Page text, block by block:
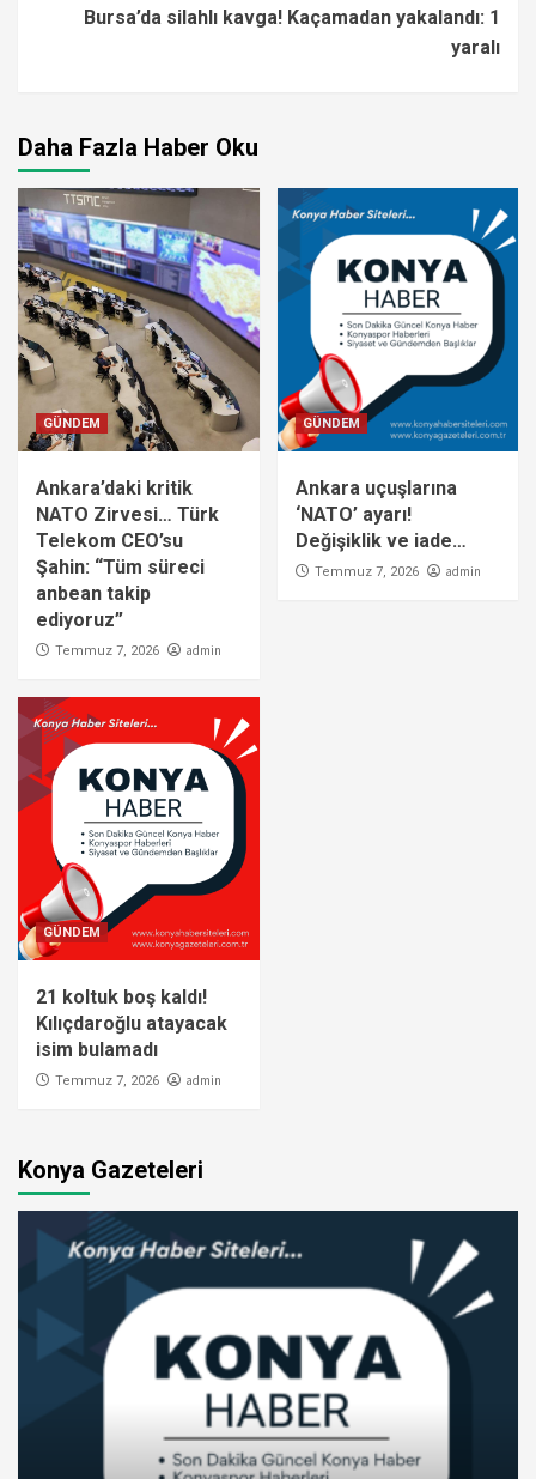
Bursa’da silahlı kavga! Kaçamadan yakalandı: 1
yaralı
Daha Fazla Haber Oku
GÜNDEM
Ankara’daki kritik
NATO Zirvesi… Türk
Telekom CEO’su
Şahin: “Tüm süreci
anbean takip
ediyoruz”
Temmuz 7, 2026 admin
GÜNDEM
Ankara uçuşlarına
‘NATO’ ayarı!
Değişiklik ve iade…
Temmuz 7, 2026 admin
GÜNDEM
21 koltuk boş kaldı!
Kılıçdaroğlu atayacak
isim bulamadı
Temmuz 7, 2026 admin
Konya Gazeteleri